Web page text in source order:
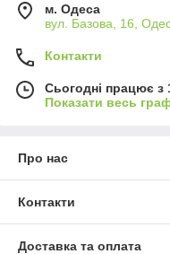
м. Одеса
вул. Базова, 16,
Контакти
Сьогодні працює з
Показати весь
Про нас
Контакти
Доставка та оплата